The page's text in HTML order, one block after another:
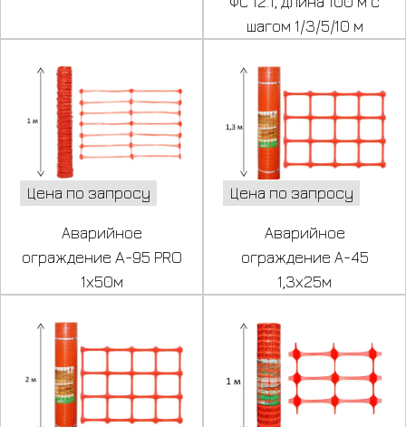
шагом 1/3/5/10 м
Цена по запросу
Аварийное
ограждение A-95 PRO
1х50м
Цена по запросу
Аварийное
ограждение А-45
1,3х25м